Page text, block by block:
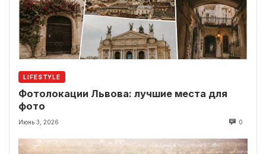
LIFESTYLE
Фотолокации Львова: лучшие места для
фото
Июнь 3, 2026 0